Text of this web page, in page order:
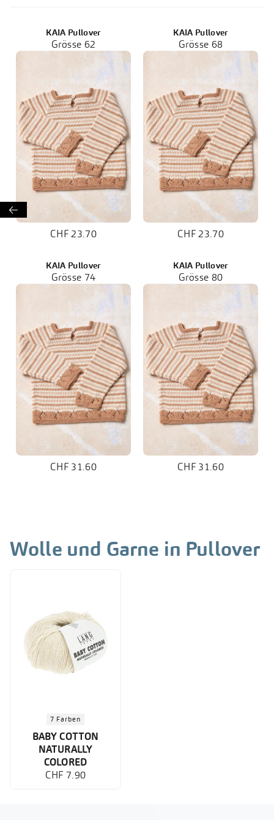

KAIA Pullover
Grösse 62
CHF 23.70
KAIA Pullover
Grösse 68
CHF 23.70
KAIA Pullover
Grösse 74
CHF 31.60
KAIA Pullover
Grösse 80
CHF 31.60
Wolle und Garne in Pullover
7 Farben
BABY COTTON
NATURALLY
COLORED
CHF 7.90